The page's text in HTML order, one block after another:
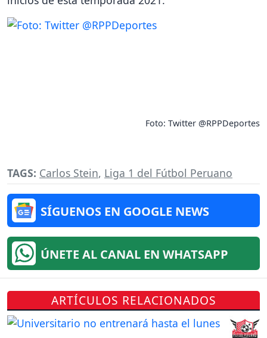
Foto: Twitter @RPPDeportes
TAGS: Carlos Stein, Liga 1 del Fútbol Peruano
SÍGUENOS EN GOOGLE NEWS
ÚNETE AL CANAL EN WHATSAPP
ARTÍCULOS RELACIONADOS